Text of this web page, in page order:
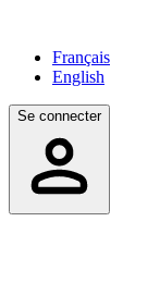
Français
English
Se connecter